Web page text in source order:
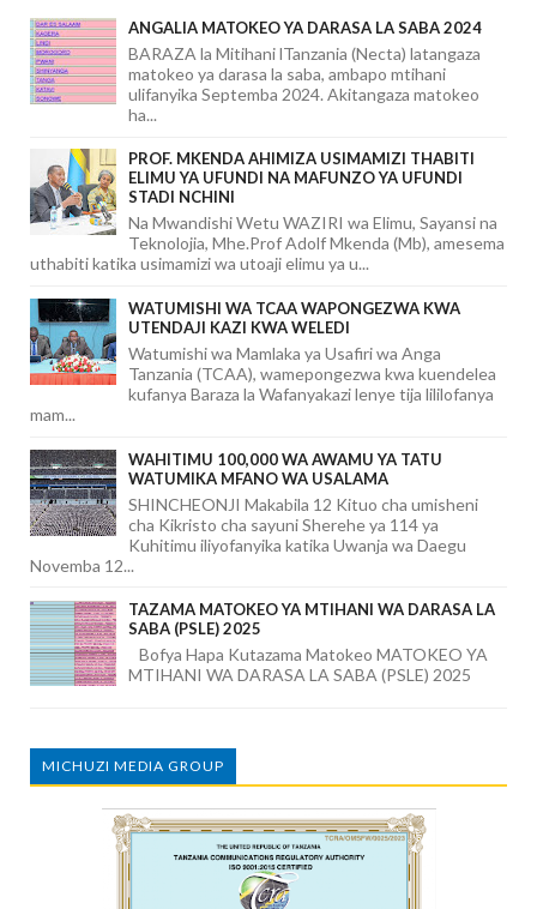
ANGALIA MATOKEO YA DARASA LA SABA 2024
BARAZA la Mitihani lTanzania (Necta) latangaza
matokeo ya darasa la saba, ambapo mtihani
ulifanyika Septemba 2024. Akitangaza matokeo
ha...
PROF. MKENDA AHIMIZA USIMAMIZI THABITI
ELIMU YA UFUNDI NA MAFUNZO YA UFUNDI
STADI NCHINI
Na Mwandishi Wetu WAZIRI wa Elimu, Sayansi na
Teknolojia, Mhe.Prof Adolf Mkenda (Mb), amesema
uthabiti katika usimamizi wa utoaji elimu ya u...
WATUMISHI WA TCAA WAPONGEZWA KWA
UTENDAJI KAZI KWA WELEDI
Watumishi wa Mamlaka ya Usafiri wa Anga
Tanzania (TCAA), wamepongezwa kwa kuendelea
kufanya Baraza la Wafanyakazi lenye tija lililofanya
mam...
WAHITIMU 100,000 WA AWAMU YA TATU
WATUMIKA MFANO WA USALAMA
SHINCHEONJI Makabila 12 Kituo cha umisheni
cha Kikristo cha sayuni Sherehe ya 114 ya
Kuhitimu iliyofanyika katika Uwanja wa Daegu
Novemba 12...
TAZAMA MATOKEO YA MTIHANI WA DARASA LA
SABA (PSLE) 2025
Bofya Hapa Kutazama Matokeo MATOKEO YA
MTIHANI WA DARASA LA SABA (PSLE) 2025
MICHUZI MEDIA GROUP